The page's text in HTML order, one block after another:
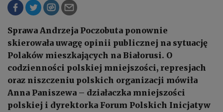
Sprawa Andrzeja Poczobuta ponownie
skierowała uwagę opinii publicznej na sytuację
Polaków mieszkających na Białorusi. O
codzienności polskiej mniejszości, represjach
oraz niszczeniu polskich organizacji mówiła
Anna Paniszewa – działaczka mniejszości
polskiej i dyrektorka Forum Polskich Inicjatyw